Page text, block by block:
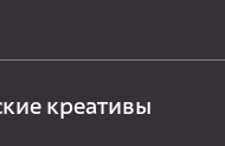
креативы